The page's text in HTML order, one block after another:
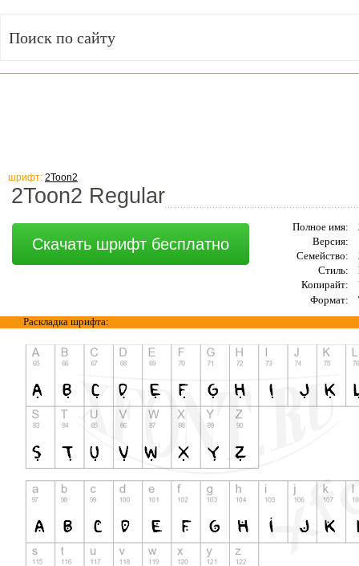
шрифт: 2Toon2
2Toon2 Regular
Скачать шрифт бесплатно
Полное имя:
Версия:
Семейство:
Стиль:
Копирайт:
Формат:
Раскладка шрифта: